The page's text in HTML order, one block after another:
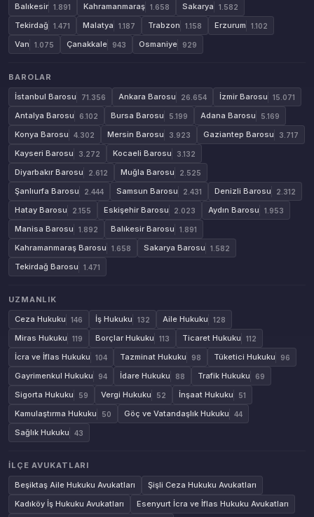
Balıkesir 1.891 Kahramanmaraş 1.658 Sakarya 1.582
Tekirdağ 1.471 Malatya 1.187 Trabzon 1.158 Erzurum 1.102
Van 1.075 Çanakkale 943 Osmaniye 929
BAROLAR
İstanbul Barosu
71.356 Ankara Barosu 26.654 İzmir Barosu 15.071
Antalya Barosu 6.102 Bursa Barosu 5.199 Adana Barosu 5.169
Konya Barosu 4.302 Mersin Barosu 3.923 Gaziantep Barosu 3.717
Kayseri Barosu 3.272 Kocaeli Barosu 3.132
Diyarbakır Barosu 2.612 Muğla Barosu 2.525
Şanlıurfa Barosu 2.444 Samsun Barosu 2.431 Denizli Barosu 2.312
Hatay Barosu 2.155 Eskişehir Barosu 2.023 Aydın Barosu 1.953
Manisa Barosu 1.892 Balıkesir Barosu 1.891
Kahramanmaraş Barosu 1.658 Sakarya Barosu 1.582
Tekirdağ Barosu 1.471
UZMANLIK
Ceza Hukuku
146 İş Hukuku 132 Aile Hukuku 128
Miras Hukuku 119 Borçlar Hukuku 113 Ticaret Hukuku 112
İcra ve İflas Hukuku 104 Tazminat Hukuku 98 Tüketici Hukuku 96
Gayrimenkul Hukuku 94 İdare Hukuku 88 Trafik Hukuku 69
Sigorta Hukuku 59 Vergi Hukuku 52 İnşaat Hukuku 51
Kamulaştırma Hukuku 50 Göç ve Vatandaşlık Hukuku 44
Sağlık Hukuku 43
İLÇE AVUKATLARI
Beşiktaş Aile Hukuku Avukatları
Şişli Ceza Hukuku Avukatları
Kadıköy İş Hukuku Avukatları
Esenyurt İcra ve İflas Hukuku Avukatları